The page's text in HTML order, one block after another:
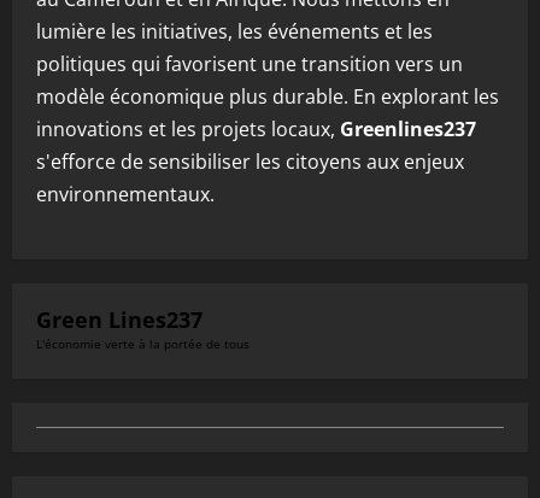
lumière les initiatives, les événements et les
politiques qui favorisent une transition vers un
modèle économique plus durable. En explorant les
innovations et les projets locaux, Greenlines237
s'efforce de sensibiliser les citoyens aux enjeux
environnementaux.
Green Lines237
L'économie verte à la portée de tous